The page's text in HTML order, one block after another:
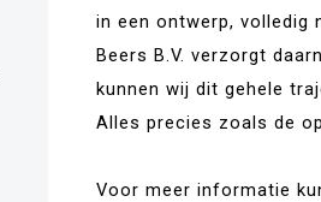
in een ontwerp, volledig
Beers B.V. verzorgt
kunnen wij dit gehele
Alles precies zoals de
Voor meer informatie